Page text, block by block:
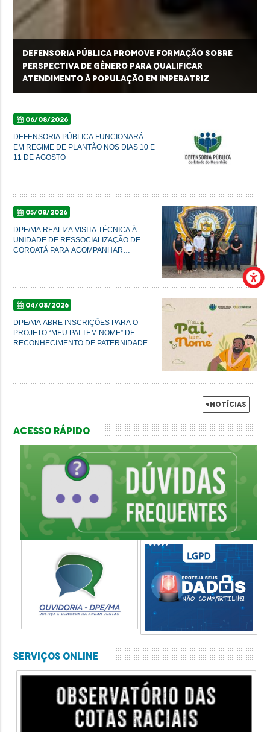
Defensoria Pública promove formação sobre
perspectiva de gênero para qualificar
atendimento à população em Imperatriz
06/08/2026
DEFENSORIA PÚBLICA FUNCIONARÁ
EM REGIME DE PLANTÃO NOS DIAS 10 E
11 DE AGOSTO
05/08/2026
DPE/MA REALIZA VISITA TÉCNICA À
UNIDADE DE RESSOCIALIZAÇÃO DE
COROATÁ PARA ACOMPANHAR
04/08/2026
DPE/MA ABRE INSCRIÇÕES PARA O
PROJETO “MEU PAI TEM NOME” DE
RECONHECIMENTO DE PATERNIDADE E
+Notícias
Acesso Rápido
Serviços Online